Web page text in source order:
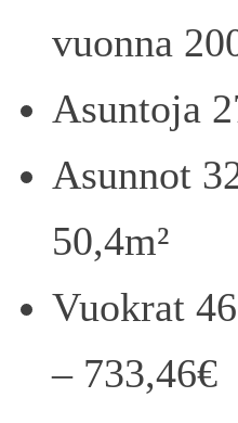
vuonna
Asuntoja
Asunnot
50,4m²
Vuokrat
– 733,46€